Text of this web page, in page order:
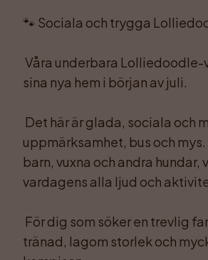
🐾 Sociala och trygga
sina nya hem i början av juli.
uppmärksamhet, bus och
barn, vuxna och andra
vardagens alla ljud och
tränad, lagom storlek och